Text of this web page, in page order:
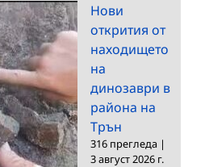
Нови
открития от
находището
на
динозаври в
района на
Трън
316 прегледа |
3 август 2026 г.